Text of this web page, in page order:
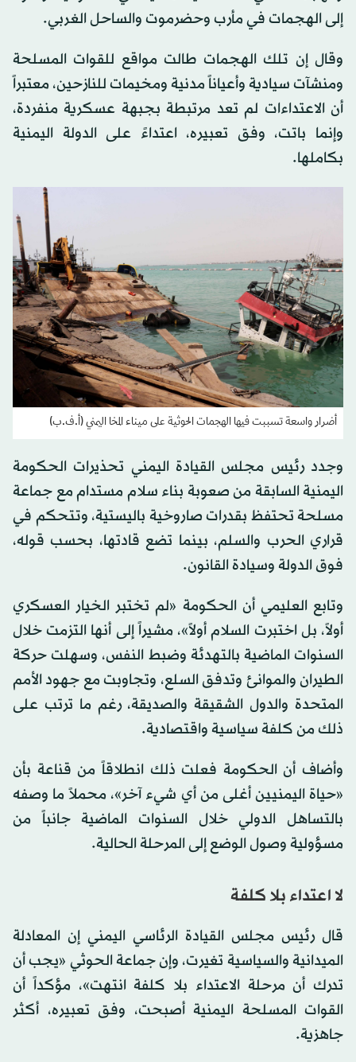
إلى الهجمات في مأرب وحضرموت والساحل الغربي.
وقال إن تلك الهجمات طالت مواقع للقوات المسلحة
ومنشآت سيادية وأعياناً مدنية ومخيمات للنازحين، معتبراً
أن الاعتداءات لم تعد مرتبطة بجبهة عسكرية منفردة،
وإنما باتت، وفق تعبيره، اعتداءً على الدولة اليمنية
بكاملها.
أضرار واسعة تسببت فيها الهجمات الحوثية على ميناء المخا اليمني (أ.ف.ب)
وجدد رئيس مجلس القيادة اليمني تحذيرات الحكومة
اليمنية السابقة من صعوبة بناء سلام مستدام مع جماعة
مسلحة تحتفظ بقدرات صاروخية باليستية، وتتحكم في
قراري الحرب والسلم، بينما تضع قادتها، بحسب قوله،
فوق الدولة وسيادة القانون.
وتابع العليمي أن الحكومة «لم تختبر الخيار العسكري
أولاً، بل اختبرت السلام أولاً»، مشيراً إلى أنها التزمت خلال
السنوات الماضية بالتهدئة وضبط النفس، وسهلت حركة
الطيران والموانئ وتدفق السلع، وتجاوبت مع جهود الأمم
المتحدة والدول الشقيقة والصديقة، رغم ما ترتب على
ذلك من كلفة سياسية واقتصادية.
وأضاف أن الحكومة فعلت ذلك انطلاقاً من قناعة بأن
«حياة اليمنيين أغلى من أي شيء آخر»، محملاً ما وصفه
بالتساهل الدولي خلال السنوات الماضية جانباً من
مسؤولية وصول الوضع إلى المرحلة الحالية.
لا اعتداء بلا كلفة
قال رئيس مجلس القيادة الرئاسي اليمني إن المعادلة
الميدانية والسياسية تغيرت، وإن جماعة الحوثي «يجب أن
تدرك أن مرحلة الاعتداء بلا كلفة انتهت»، مؤكداً أن
القوات المسلحة اليمنية أصبحت، وفق تعبيره، أكثر
جاهزية.